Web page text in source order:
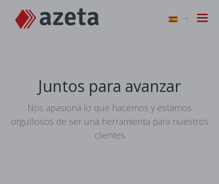
Juntos para avanzar
Nos apasiona lo que hacemos y estamos
orgullosos de ser una herramienta para nuestros
clientes